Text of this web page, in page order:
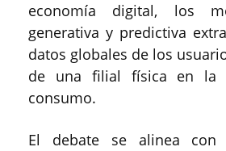
economía digital, los
generativa y predictiva
datos globales de los
de una filial física en la
consumo.
El debate se alinea con